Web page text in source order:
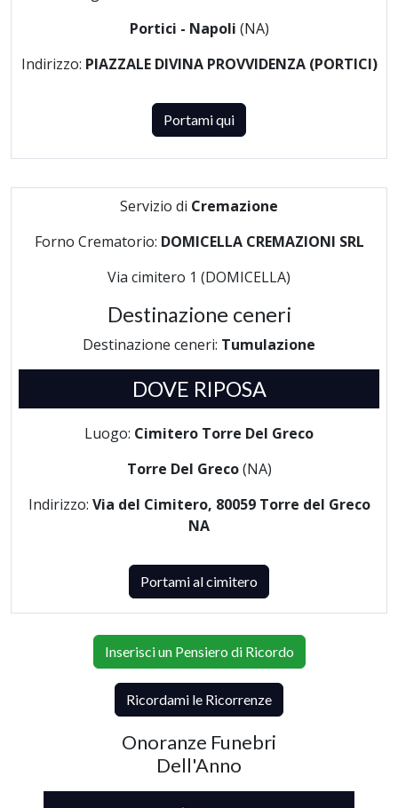
Portici - Napoli (NA)
Indirizzo: PIAZZALE DIVINA PROVVIDENZA (PORTICI)
Portami qui
Servizio di Cremazione
Forno Crematorio: DOMICELLA CREMAZIONI SRL
Via cimitero 1 (DOMICELLA)
Destinazione ceneri
Destinazione ceneri: Tumulazione
DOVE RIPOSA
Luogo: Cimitero Torre Del Greco
Torre Del Greco(NA)
Indirizzo: Via del Cimitero, 80059 Torre del Greco
NA
Portami al cimitero
Inserisci un Pensiero di Ricordo
Ricordami le Ricorrenze
Onoranze Funebri
Dell'Anno